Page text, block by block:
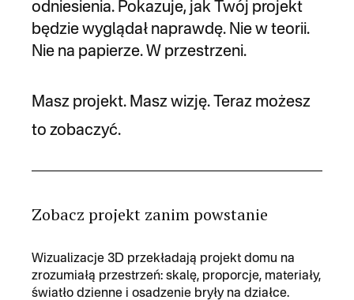
odniesienia. Pokazuje, jak Twój projekt
będzie wyglądał naprawdę. Nie w teorii.
Nie na papierze. W przestrzeni.
Masz projekt. Masz wizję. Teraz możesz
to zobaczyć.
Zobacz projekt zanim powstanie
Wizualizacje 3D przekładają projekt domu na
zrozumiałą przestrzeń: skalę, proporcje, materiały,
światło dzienne i osadzenie bryły na działce.